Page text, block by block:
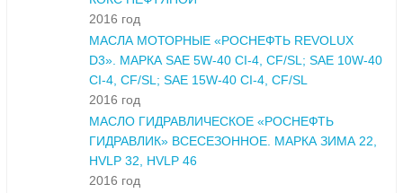
2016 год
МАСЛА МОТОРНЫЕ «РОСНЕФТЬ REVOLUX
D3». МАРКА SAE 5W-40 CI-4, CF/SL; SAE 10W-40
CI-4, CF/SL; SAE 15W-40 CI-4, CF/SL
2016 год
МАСЛО ГИДРАВЛИЧЕСКОЕ «РОСНЕФТЬ
ГИДРАВЛИК» ВСЕСЕЗОННОЕ. МАРКА ЗИМА 22,
HVLP 32, HVLP 46
2016 год